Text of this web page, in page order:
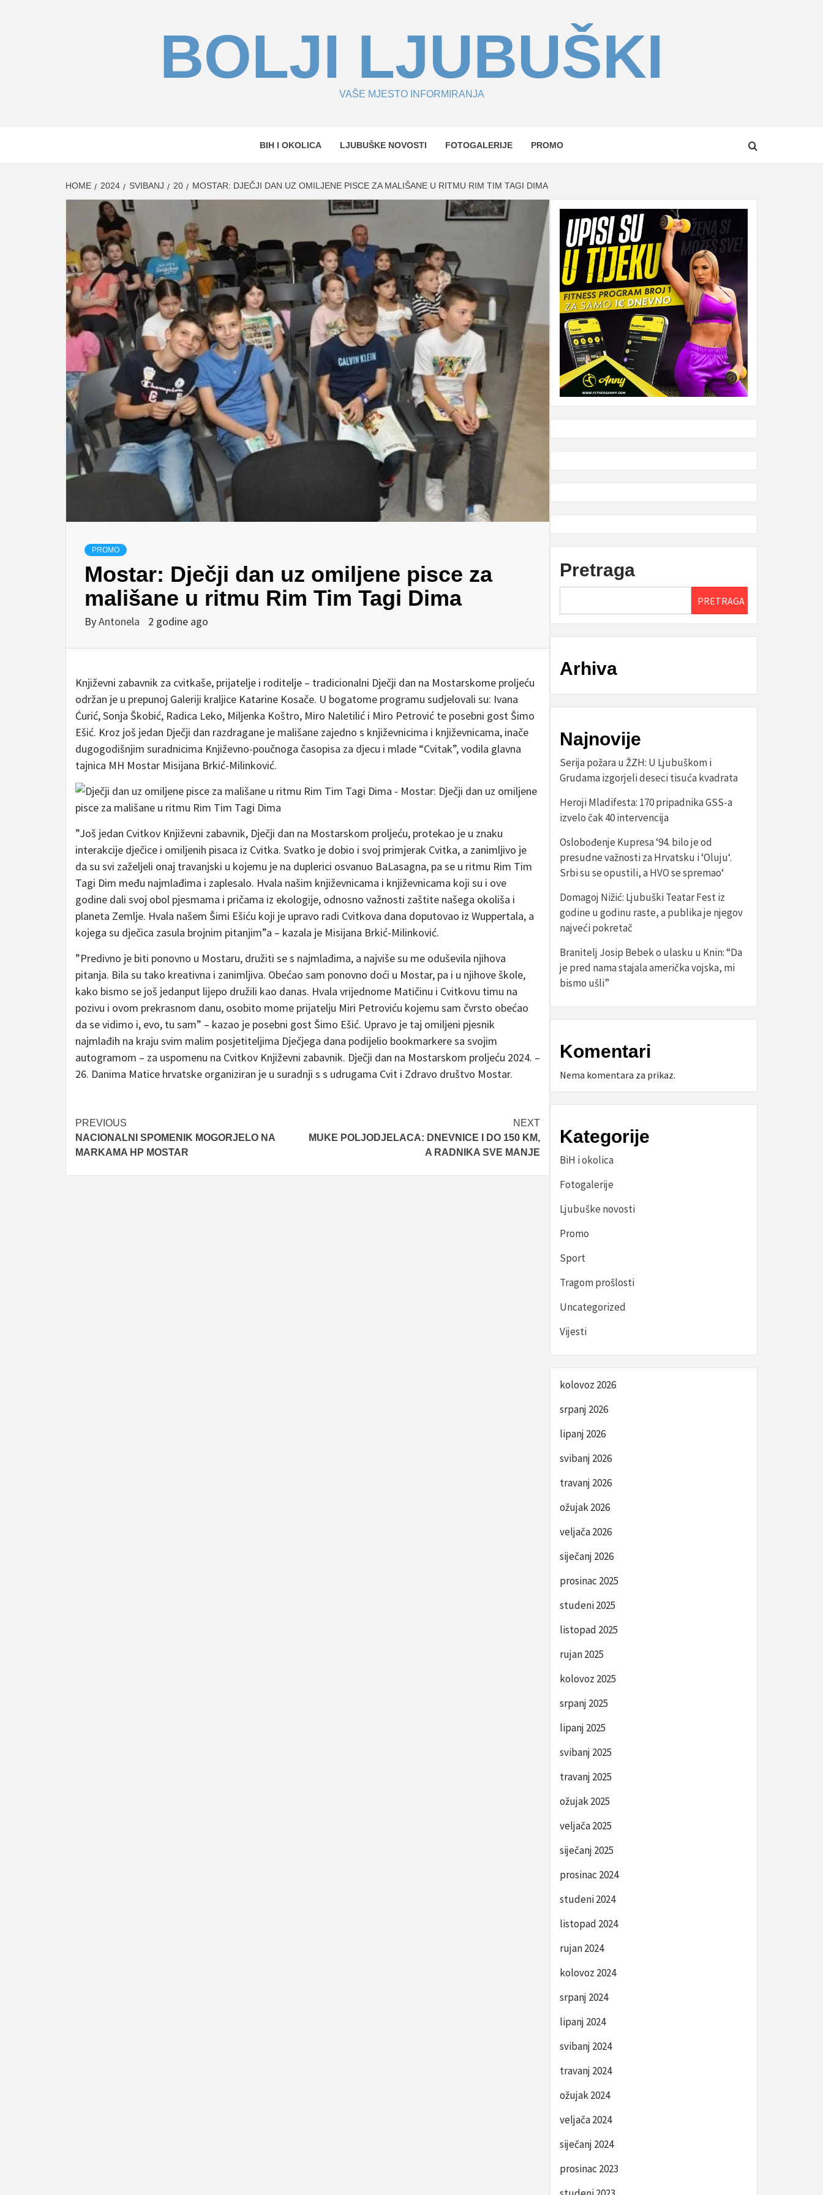
BOLJI LJUBUŠKI
VAŠE MJESTO INFORMIRANJA
BIH I OKOLICA LJUBUŠKE NOVOSTI FOTOGALERIJE PROMO
HOME 2024 SVIBANJ 20 MOSTAR: DJEČJI DAN UZ OMILJENE PISCE ZA MALIŠANE U RITMU RIM TIM TAGI DIMA
PROMO
Mostar: Dječji dan uz omiljene pisce za
mališane u ritmu Rim Tim Tagi Dima
ByAntonela 2 godine ago
Književni zabavnik za cvitkaše, prijatelje i roditelje – tradicionalni Dječji dan na Mostarskome proljeću
održan je u prepunoj Galeriji kraljice Katarine Kosače. U bogatome programu sudjelovali su: Ivana
Ćurić, Sonja Škobić, Radica Leko, Miljenka Koštro, Miro Naletilić i Miro Petrović te posebni gost Šimo
Ešić. Kroz još jedan Dječji dan razdragane je mališane zajedno s književnicima i književnicama, inače
dugogodišnjim suradnicima Književno-poučnoga časopisa za djecu i mlade “Cvitak”, vodila glavna
tajnica MH Mostar Misijana Brkić-Milinković.
”Još jedan Cvitkov Književni zabavnik, Dječji dan na Mostarskom proljeću, protekao je u znaku
interakcije dječice i omiljenih pisaca iz Cvitka. Svatko je dobio i svoj primjerak Cvitka, a zanimljivo je
da su svi zaželjeli onaj travanjski u kojemu je na duplerici osvanuo BaLasagna, pa se u ritmu Rim Tim
Tagi Dim među najmlađima i zaplesalo. Hvala našim književnicama i književnicama koji su i ove
godine dali svoj obol pjesmama i pričama iz ekologije, odnosno važnosti zaštite našega okoliša i
planeta Zemlje. Hvala našem Šimi Ešiću koji je upravo radi Cvitkova dana doputovao iz Wuppertala, a
kojega su dječica zasula brojnim pitanjim”a – kazala je Misijana Brkić-Milinković.
”Predivno je biti ponovno u Mostaru, družiti se s najmlađima, a najviše su me oduševila njihova
pitanja. Bila su tako kreativna i zanimljiva. Obećao sam ponovno doći u Mostar, pa i u njihove škole,
kako bismo se još jedanput lijepo družili kao danas. Hvala vrijednome Matičinu i Cvitkovu timu na
pozivu i ovom prekrasnom danu, osobito mome prijatelju Miri Petroviću kojemu sam čvrsto obećao
da se vidimo i, evo, tu sam” – kazao je posebni gost Šimo Ešić. Upravo je taj omiljeni pjesnik
najmlađih na kraju svim malim posjetiteljima Dječjega dana podijelio bookmarkere sa svojim
autogramom – za uspomenu na Cvitkov Književni zabavnik. Dječji dan na Mostarskom proljeću 2024. –
26. Danima Matice hrvatske organiziran je u suradnji s s udrugama Cvit i Zdravo društvo Mostar.
Post
navigation
PREVIOUS
NACIONALNI SPOMENIK MOGORJELO NA
MARKAMA HP MOSTAR
NEXT
MUKE POLJODJELACA: DNEVNICE I DO 150 KM,
A RADNIKA SVE MANJE
Pretraga
PRETRAGA
Arhiva
Najnovije
Serija požara u ŽZH: U Ljubuškom i
Grudama izgorjeli deseci tisuća kvadrata
Heroji Mladifesta: 170 pripadnika GSS-a
izvelo čak 40 intervencija
Oslobođenje Kupresa ‘94. bilo je od
presudne važnosti za Hrvatsku i ‘Oluju‘.
Srbi su se opustili, a HVO se spremao‘
Domagoj Nižić: Ljubuški Teatar Fest iz
godine u godinu raste, a publika je njegov
najveći pokretač
Branitelj Josip Bebek o ulasku u Knin: “Da
je pred nama stajala američka vojska, mi
bismo ušli”
Komentari
Nema komentara za prikaz.
Kategorije
BiH i okolica
Fotogalerije
Ljubuške novosti
Promo
Sport
Tragom prošlosti
Uncategorized
Vijesti
kolovoz 2026
srpanj 2026
lipanj 2026
svibanj 2026
travanj 2026
ožujak 2026
veljača 2026
siječanj 2026
prosinac 2025
studeni 2025
listopad 2025
rujan 2025
kolovoz 2025
srpanj 2025
lipanj 2025
svibanj 2025
travanj 2025
ožujak 2025
veljača 2025
siječanj 2025
prosinac 2024
studeni 2024
listopad 2024
rujan 2024
kolovoz 2024
srpanj 2024
lipanj 2024
svibanj 2024
travanj 2024
ožujak 2024
veljača 2024
siječanj 2024
prosinac 2023